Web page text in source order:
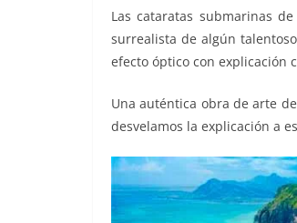
o
o
k
p
p
Las cataratas submarinas
surrealista de algún
efecto óptico con explicación
Una auténtica obra de arte
desvelamos la explicación a